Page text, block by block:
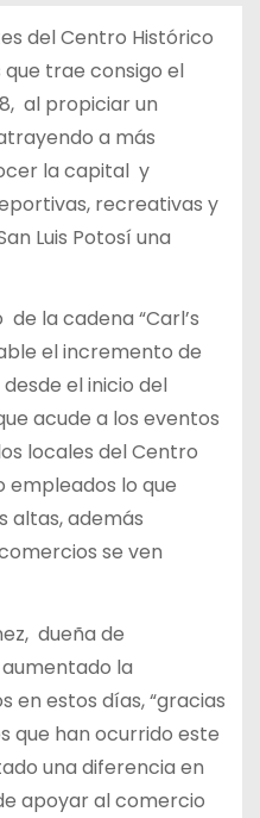
del Centro Histórico
trae consigo el
al propiciar un
a más
la capital y
recreativas y
Luis Potosí una
la cadena “Carl’s
el incremento de
el inicio del
acude a los eventos
locales del Centro
empleados lo que
altas, además
se ven
dueña de
la
en estos días, “gracias
que han ocurrido este
una diferencia en
apoyar al comercio